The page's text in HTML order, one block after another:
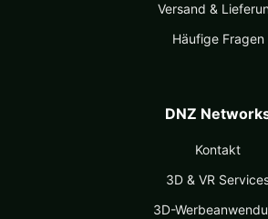
Versand &
Häufige Fragen
DNZ
Kontakt
3D & VR
3D-